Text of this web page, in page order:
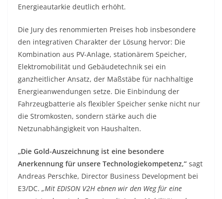
Energieautarkie deutlich erhöht.
Die Jury des renommierten Preises hob insbesondere
den integrativen Charakter der Lösung hervor: Die
Kombination aus PV-Anlage, stationärem Speicher,
Elektromobilität und Gebäudetechnik sei ein
ganzheitlicher Ansatz, der Maßstäbe für nachhaltige
Energieanwendungen setze. Die Einbindung der
Fahrzeugbatterie als flexibler Speicher senke nicht nur
die Stromkosten, sondern stärke auch die
Netzunabhängigkeit von Haushalten.
„Die Gold-Auszeichnung ist eine besondere
Anerkennung für unsere Technologiekompetenz,“ sagt
Andreas Perschke, Director Business Development bei
E3/DC. „Mit EDISON V2H ebnen wir den Weg für eine